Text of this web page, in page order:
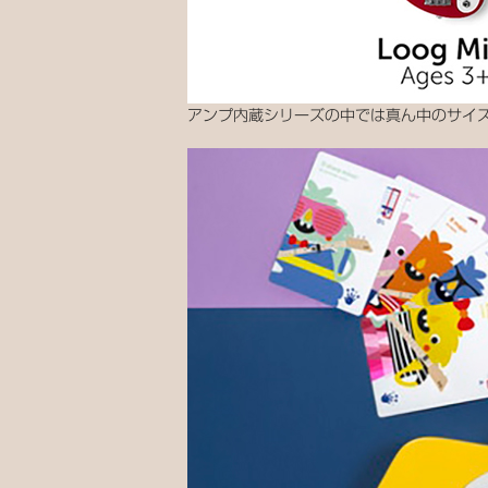
アンプ内蔵シリーズの中では真ん中のサイ